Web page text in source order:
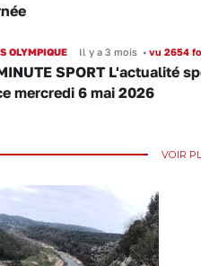
OLYMPIQUE Il y a 3 mois •vu 2654
SPORT L'actualité
mercredi 6 mai 2026
VOIR